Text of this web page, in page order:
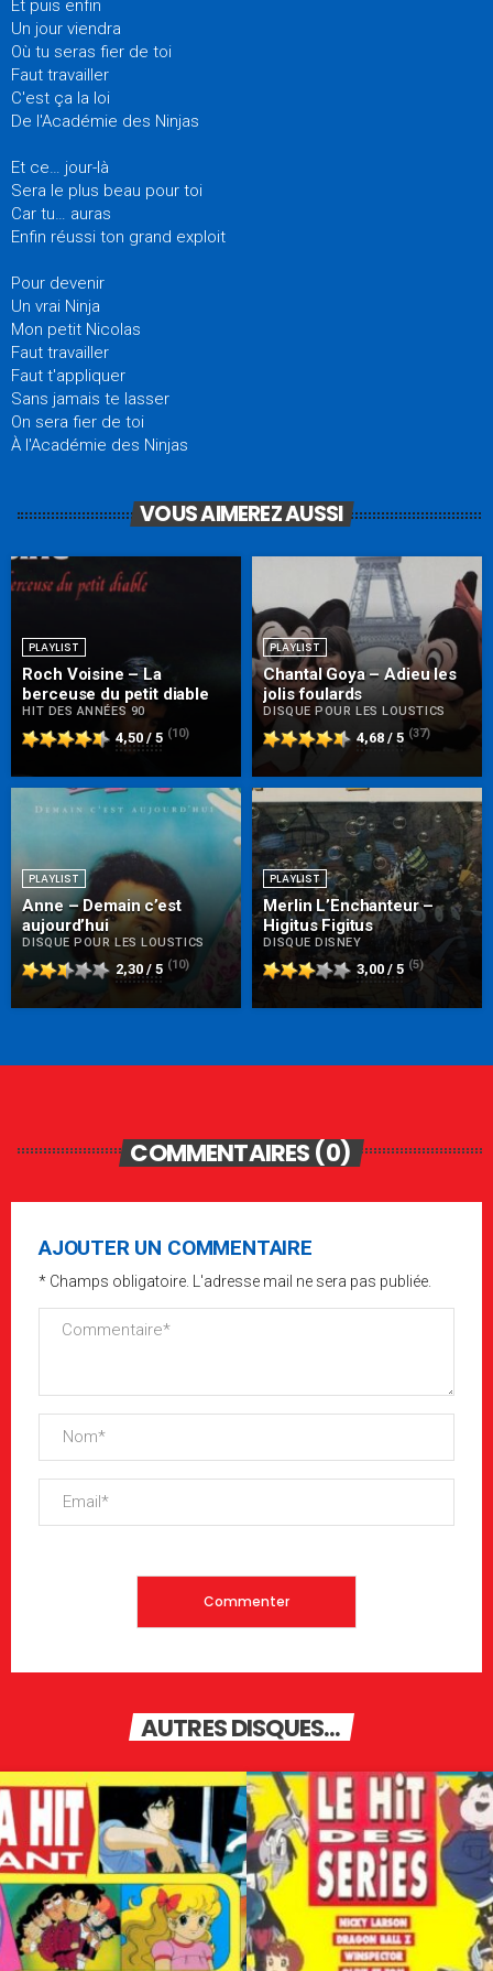
Et puis enfin
Un jour viendra
Où tu seras fier de toi
Faut travailler
C'est ça la loi
De l'Académie des Ninjas
Et ce… jour-là
Sera le plus beau pour toi
Car tu… auras
Enfin réussi ton grand exploit
Pour devenir
Un vrai Ninja
Mon petit Nicolas
Faut travailler
Faut t'appliquer
Sans jamais te lasser
On sera fier de toi
À l'Académie des Ninjas
VOUS AIMEREZ AUSSI
PLAYLIST
Roch Voisine – La
berceuse du petit diable
HIT DES ANNÉES 90
4,50 / 5 (10)
PLAYLIST
Chantal Goya – Adieu les
jolis foulards
DISQUE POUR LES LOUSTICS
4,68 / 5 (37)
PLAYLIST
Anne – Demain c’est
aujourd’hui
DISQUE POUR LES LOUSTICS
2,30 / 5 (10)
PLAYLIST
Merlin L’Enchanteur –
Higitus Figitus
DISQUE DISNEY
3,00 / 5 (5)
COMMENTAIRES (0)
AJOUTER UN COMMENTAIRE
* Champs obligatoire. L'adresse mail ne sera pas publiée.
AUTRES DISQUES...